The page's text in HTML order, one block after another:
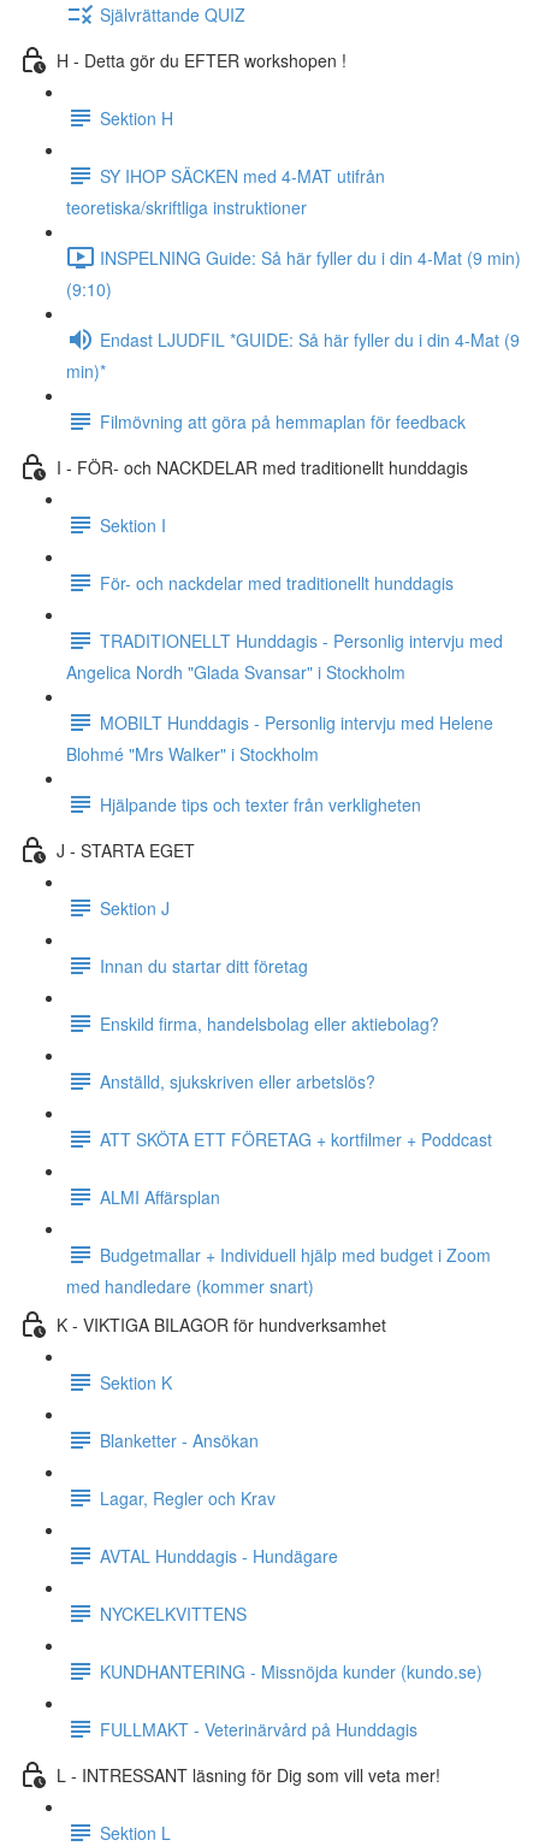
Självrättande QUIZ
H - Detta gör du EFTER workshopen !
Sektion H
SY IHOP SÄCKEN med 4-MAT utifrån
teoretiska/skriftliga instruktioner
INSPELNING Guide: Så här fyller du i din 4-Mat (9 min)
(9:10)
Endast LJUDFIL *GUIDE: Så här fyller du i din 4-Mat (9
min)*
Filmövning att göra på hemmaplan för feedback
I - FÖR- och NACKDELAR med traditionellt hunddagis
Sektion I
För- och nackdelar med traditionellt hunddagis
TRADITIONELLT Hunddagis - Personlig intervju med
Angelica Nordh "Glada Svansar" i Stockholm
MOBILT Hunddagis - Personlig intervju med Helene
Blohmé "Mrs Walker" i Stockholm
Hjälpande tips och texter från verkligheten
J - STARTA EGET
Sektion J
Innan du startar ditt företag
Enskild firma, handelsbolag eller aktiebolag?
Anställd, sjukskriven eller arbetslös?
ATT SKÖTA ETT FÖRETAG + kortfilmer + Poddcast
ALMI Affärsplan
Budgetmallar + Individuell hjälp med budget i Zoom
med handledare (kommer snart)
K - VIKTIGA BILAGOR för hundverksamhet
Sektion K
Blanketter - Ansökan
Lagar, Regler och Krav
AVTAL Hunddagis - Hundägare
NYCKELKVITTENS
KUNDHANTERING - Missnöjda kunder (kundo.se)
FULLMAKT - Veterinärvård på Hunddagis
L - INTRESSANT läsning för Dig som vill veta mer!
Sektion L